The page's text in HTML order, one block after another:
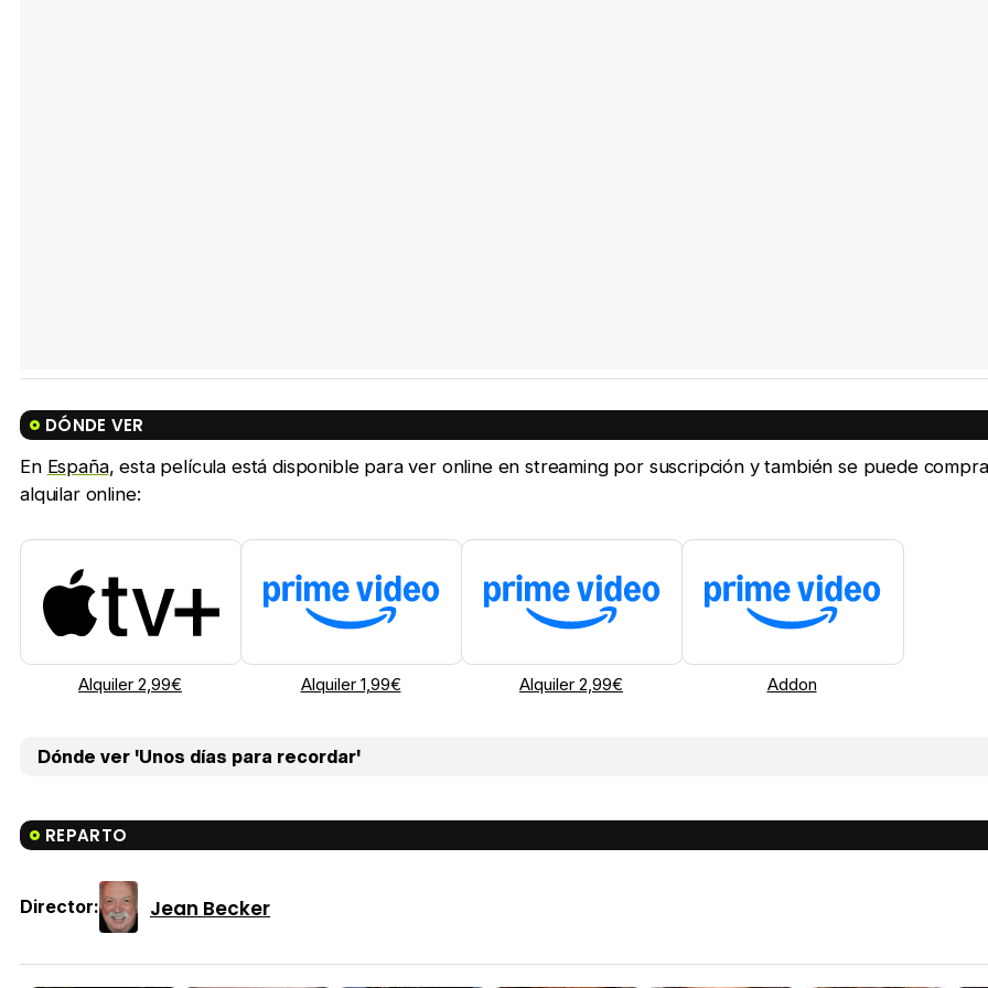
DÓNDE VER
En España, esta película está disponible para ver online en streaming por suscripción y también se puede
alquilar online:
Alquiler 2,99€ Alquiler 1,99€ Alquiler 2,99€ Addon
Dónde ver 'Unos días para recordar'
REPARTO
Director: Jean Becker